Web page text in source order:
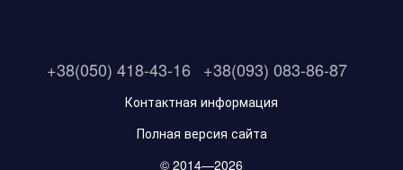
+38(050) 418-43-16 +38(093) 083-86-87
Контактная информация
Полная версия сайта
© 2014—2026